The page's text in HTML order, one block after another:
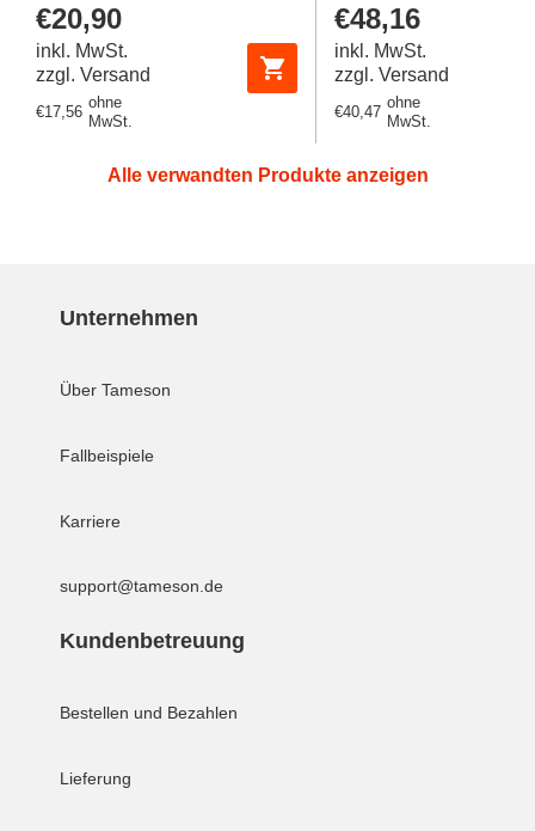
Regulärer
Preis
€20,90
inkl. MwSt.
zzgl. Versand
Regulärer
€17,56
ohne
MwSt.
Regulärer
Preis
€48,16
inkl. MwSt.
zzgl. Versand
Regulärer
€40,47
ohne
MwSt.
Alle verwandten Produkte anzeigen
Unternehmen
Über Tameson
Fallbeispiele
Karriere
support@tameson.de
Kundenbetreuung
Bestellen und Bezahlen
Lieferung